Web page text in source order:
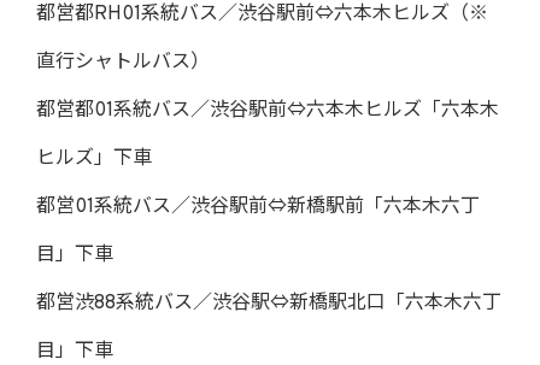
都営都RH01系統バス／渋谷駅前⇔六本木ヒルズ（※
直行シャトルバス）
都営都01系統バス／渋谷駅前⇔六本木ヒルズ「六本木
ヒルズ」下車
都営01系統バス／渋谷駅前⇔新橋駅前「六本木六丁
目」下車
都営渋88系統バス／渋谷駅⇔新橋駅北口「六本木六丁
目」下車